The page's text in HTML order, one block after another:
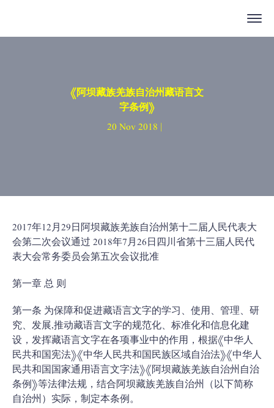
《阿坝藏族羌族自治州藏语言文
字条例》
20 Nov 2018 |
2017年12月29日阿坝藏族羌族自治州第十二届人民代表大
会第二次会议通过 2018年7月26日四川省第十三届人民代
表大会常务委员会第五次会议批准
第一章 总 则
第一条 为保障和促进藏语言文字的学习、使用、管理、研
究、发展,推动藏语言文字的规范化、标准化和信息化建
设，发挥藏语言文字在各项事业中的作用，根据《中华人
民共和国宪法》《中华人民共和国民族区域自治法》《中华人
民共和国国家通用语言文字法》《阿坝藏族羌族自治州自治
条例》等法律法规，结合阿坝藏族羌族自治州（以下简称
自治州）实际，制定本条例。